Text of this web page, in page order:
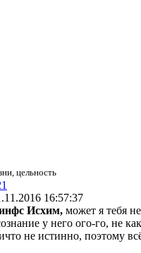
цельность
16:57:37
Исхим, может я тебя
у него ого-го, не
не истинно, поэтому